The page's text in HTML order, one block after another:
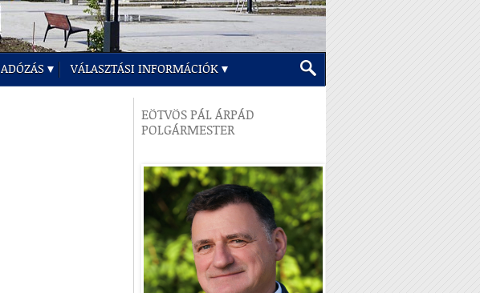
ADÓZÁS VÁLASZTÁSI INFORMÁCIÓK
EÖTVÖS PÁL ÁRPÁD
POLGÁRMESTER